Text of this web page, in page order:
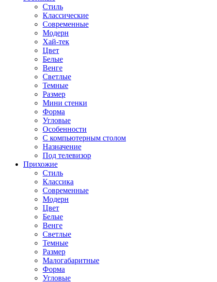
Стиль
Классические
Современные
Модерн
Хай-тек
Цвет
Белые
Венге
Светлые
Темные
Размер
Мини стенки
Форма
Угловые
Особенности
С компьютерным столом
Назначение
Под телевизор
Прихожие
Стиль
Классика
Современные
Модерн
Цвет
Белые
Венге
Светлые
Темные
Размер
Малогабаритные
Форма
Угловые